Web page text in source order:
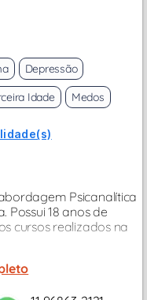
Depressão
Idade Medos
Psicanalítica
Possui 18 anos de
cursos realizados na